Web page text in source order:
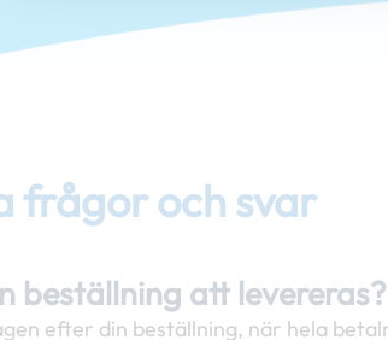
frågor och svar
beställning att levereras?
efter din beställning, när hela